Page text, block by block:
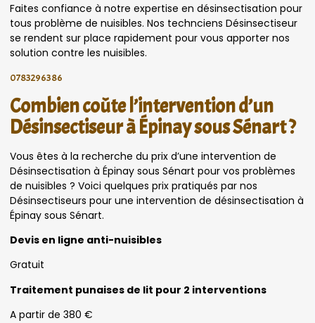
Faites confiance à notre expertise en désinsectisation pour
tous problème de nuisibles. Nos technciens Désinsectiseur
se rendent sur place rapidement pour vous apporter nos
solution contre les nuisibles.
0783296386
Combien coûte l’intervention d’un
Désinsectiseur à Épinay sous Sénart ?
Vous êtes à la recherche du prix d’une intervention de
Désinsectisation à Épinay sous Sénart pour vos problèmes
de nuisibles ? Voici quelques prix pratiqués par nos
Désinsectiseurs pour une intervention de désinsectisation à
Épinay sous Sénart.
Devis en ligne anti-nuisibles
Gratuit
Traitement punaises de lit pour 2 interventions
A partir de 380 €